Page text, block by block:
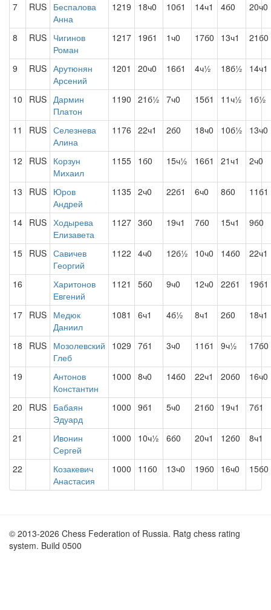
7 RUS Беспалова
Анна
1219 18ч0 10б1 14ч1 4б0 20ч0
8 RUS Чигинов
Роман
1217 19б1 1ч0 17б0 13ч1 21б0
9 RUS Арутюнян
Арсений
1201 20ч0 16б1 4ч½ 18б½ 14ч1
10 RUS Дармин
Платон
1190 21б½ 7ч0 15б1 11ч½ 1б½
11 RUS Селезнева
Алина
1176 22ч1 2б0 18ч0 10б½ 13ч0
12 RUS Корзун
Михаил
1155 1б0 15ч½ 16б1 21ч1 2ч0
13 RUS Юров
Андрей
1135 2ч0 22б1 6ч0 8б0 11б1
14 RUS Ходырева
Елизавета
1127 3б0 19ч1 7б0 15ч1 9б0
15 RUS Савичев
Георгий
1122 4ч0 12б½ 10ч0 14б0 22ч1
16
Харитонов
Евгений
1121 5б0 9ч0 12ч0 22б1 19б1
17 RUS Медюк
Даниил
1081 6ч1 4б½ 8ч1 2б0 18ч1
18 RUS Мозолевский
Глеб
1029 7б1 3ч0 11б1 9ч½ 17б0
19
Антонов
Константин
1000 8ч0 14б0 22ч1 20б0 16ч0
20 RUS Бабаян
Эдуард
1000 9б1 5ч0 21б0 19ч1 7б1
21
Ивонин
Сергей
1000 10ч½ 6б0 20ч1 12б0 8ч1
22
Козакевич
Анастасия
1000 11б0 13ч0 19б0 16ч0 15б0
© 2013-2026 Chess Federation of Russia. Ratg chess rating
system. Build 0500